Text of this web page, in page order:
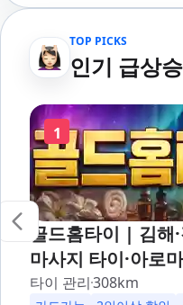
TOP PICKS
인기 급상승
1
골드홈타이 | 김해
마사지 타이·아로
타이 관리308km